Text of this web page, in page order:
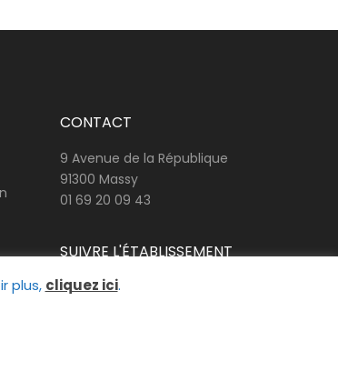
CONTACT
9 Avenue de la République
91300 Massy
01 69 20 09 43
SUIVRE L'ÉTABLISSEMENT
plus, cliquez ici.